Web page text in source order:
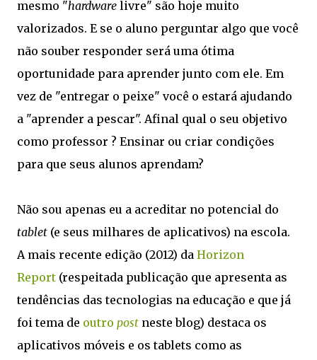
mesmo "hardware livre" são hoje muito
valorizados. E se o aluno perguntar algo que você
não souber responder será uma ótima
oportunidade para aprender junto com ele. Em
vez de "entregar o peixe" você o estará ajudando
a "aprender a pescar". Afinal qual o seu objetivo
como professor ? Ensinar ou criar condições
para que seus alunos aprendam?
Não sou apenas eu a acreditar no potencial do
tablet (e seus milhares de aplicativos) na escola.
A mais recente edição (2012) da Horizon
Report (respeitada publicação que apresenta as
tendências das tecnologias na educação e que já
foi tema de outro post neste blog) destaca os
aplicativos móveis e os tablets como as